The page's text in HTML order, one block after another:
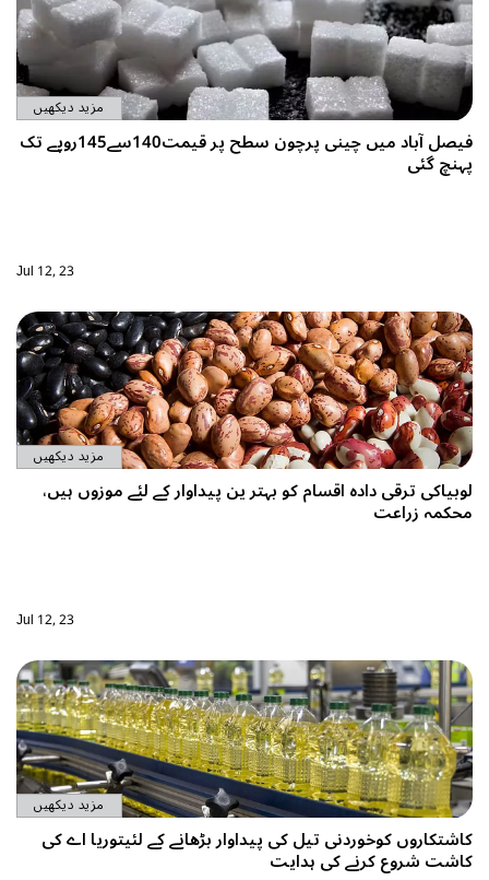
مزید دیکھیں
فیصل آباد میں چینی پرچون سطح پر قیمت140سے145روپے تک
پہنچ گئی
Jul 12, 23
مزید دیکھیں
لوبیاکی ترقی دادہ اقسام کو بہتر ین پیداوار کے لئے موزوں ہیں،
محکمہ زراعت
Jul 12, 23
مزید دیکھیں
کاشتکاروں کوخوردنی تیل کی پیداوار بڑھانے کے لئیتوریا اے کی
کاشت شروع کرنے کی ہدایت